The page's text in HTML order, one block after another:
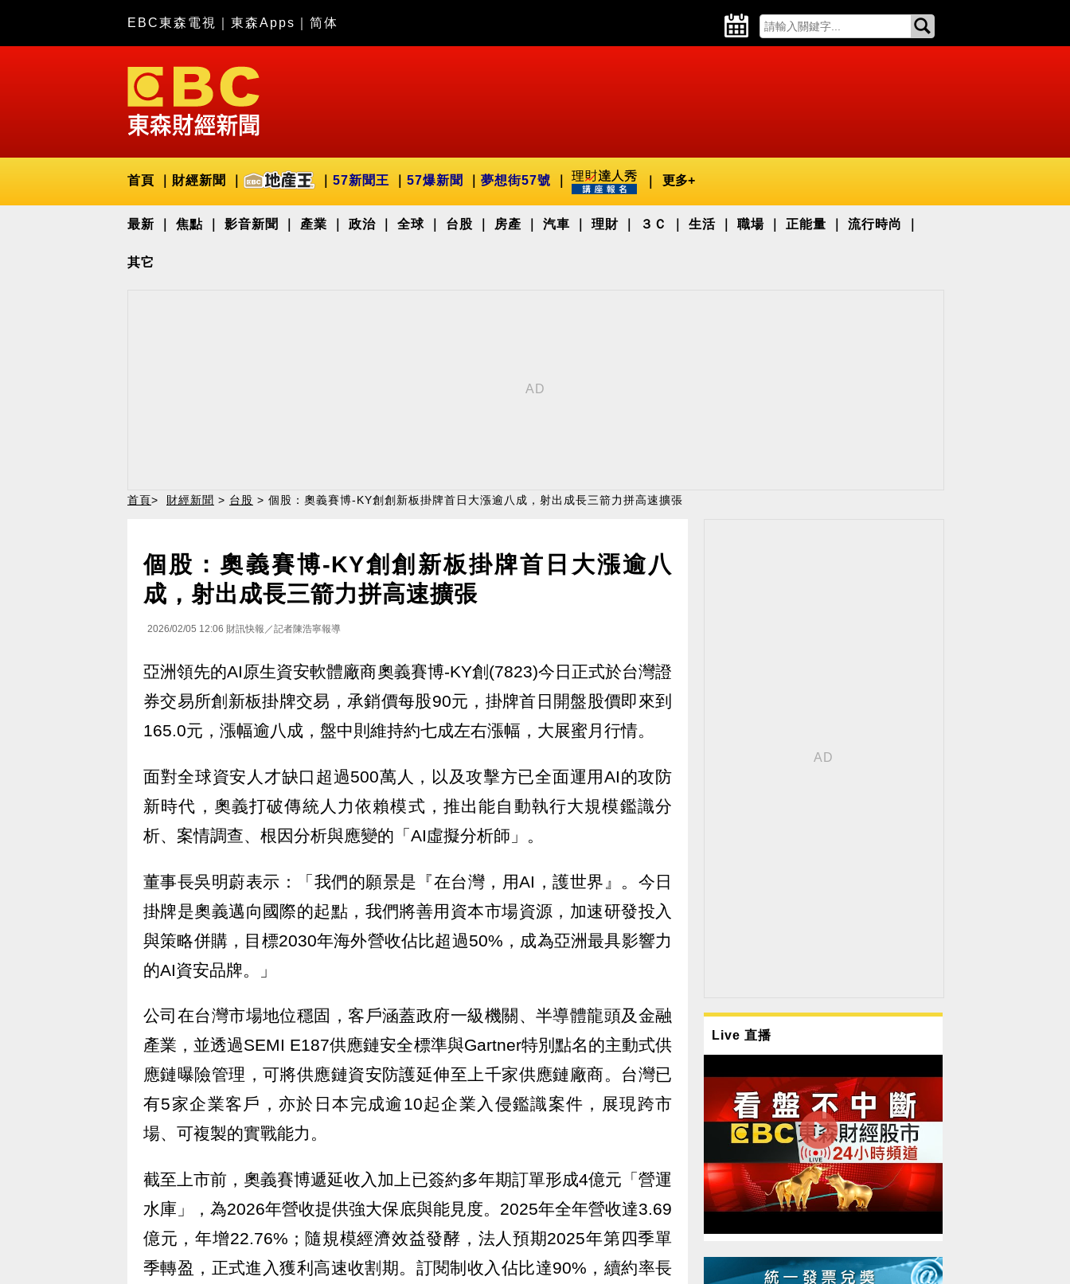
EBC東森電視 東森Apps 简体
首頁 財經新聞 57新聞王 57爆新聞 夢想街57號 更多+
最新 焦點 影音新聞 產業 政治 全球 台股 房產 汽車 理財 ３Ｃ 生活 職場 正能量 流行時尚
其它
首頁> 財經新聞 > 台股 > 個股：奧義賽博-KY創創新板掛牌首日大漲逾八成，射出成長三箭力拼高速擴張
個股：奧義賽博-KY創創新板掛牌首日大漲逾八
成，射出成長三箭力拼高速擴張
2026/02/05 12:06 財訊快報／記者陳浩寧報導
亞洲領先的AI原生資安軟體廠商奧義賽博-KY創(7823)今日正式於台灣證
券交易所創新板掛牌交易，承銷價每股90元，掛牌首日開盤股價即來到
165.0元，漲幅逾八成，盤中則維持約七成左右漲幅，大展蜜月行情。
面對全球資安人才缺口超過500萬人，以及攻擊方已全面運用AI的攻防
新時代，奧義打破傳統人力依賴模式，推出能自動執行大規模鑑識分
析、案情調查、根因分析與應變的「AI虛擬分析師」。
董事長吳明蔚表示：「我們的願景是『在台灣，用AI，護世界』。今日
掛牌是奧義邁向國際的起點，我們將善用資本市場資源，加速研發投入
與策略併購，目標2030年海外營收佔比超過50%，成為亞洲最具影響力
的AI資安品牌。」
公司在台灣市場地位穩固，客戶涵蓋政府一級機關、半導體龍頭及金融
產業，並透過SEMI E187供應鏈安全標準與Gartner特別點名的主動式供
應鏈曝險管理，可將供應鏈資安防護延伸至上千家供應鏈廠商。台灣已
有5家企業客戶，亦於日本完成逾10起企業入侵鑑識案件，展現跨市
場、可複製的實戰能力。
截至上市前，奧義賽博遞延收入加上已簽約多年期訂單形成4億元「營運
水庫」，為2026年營收提供強大保底與能見度。2025年全年營收達3.69
億元，年增22.76%；隨規模經濟效益發酵，法人預期2025年第四季單
季轉盈，正式進入獲利高速收割期。訂閱制收入佔比達90%，續約率長
Live 直播